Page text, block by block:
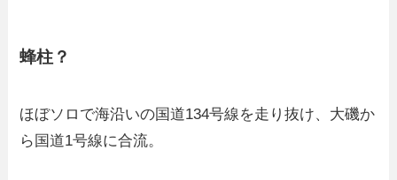
蜂柱？
ほぼソロで海沿いの国道134号線を走り抜け、大磯か
ら国道1号線に合流。